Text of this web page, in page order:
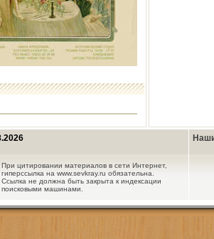
При цитировании материалов в сети Интернет,
гиперссылка на www.sevkray.ru обязательна.
Ссылка не должна быть закрыта к индексации
поисковыми машинами.